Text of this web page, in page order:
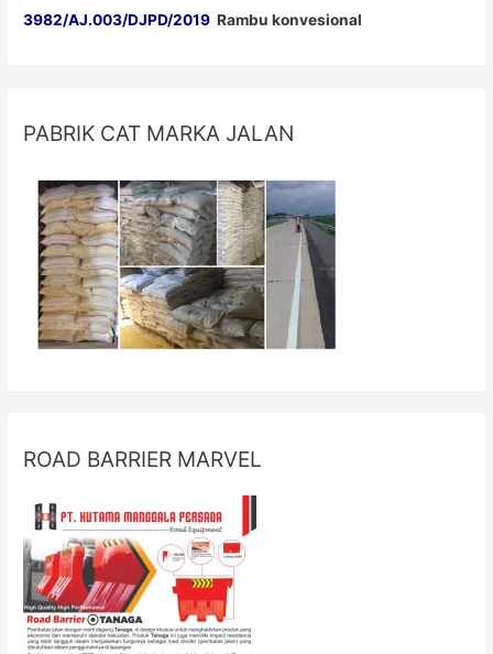
3982/AJ.003/DJPD/2019 Rambu konvesional
PABRIK CAT MARKA JALAN
ROAD BARRIER MARVEL